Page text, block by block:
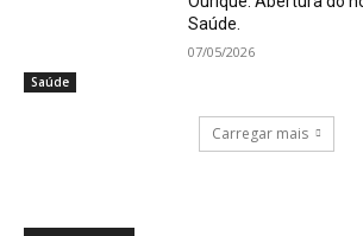
Saúde
Saúde.
07/05/2026
Carregar mais